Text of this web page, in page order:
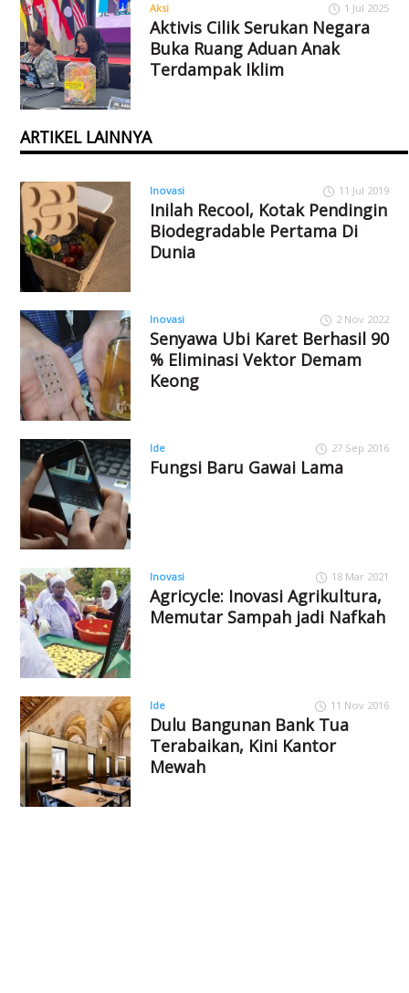
Aksi 1 Jul 2025
Aktivis Cilik Serukan Negara
Buka Ruang Aduan Anak
Terdampak Iklim
ARTIKEL LAINNYA
Inovasi 11 Jul 2019
Inilah Recool, Kotak Pendingin
Biodegradable Pertama Di
Dunia
Inovasi 2 Nov 2022
Senyawa Ubi Karet Berhasil 90
% Eliminasi Vektor Demam
Keong
Ide 27 Sep 2016
Fungsi Baru Gawai Lama
Inovasi 18 Mar 2021
Agricycle: Inovasi Agrikultura,
Memutar Sampah jadi Nafkah
Ide 11 Nov 2016
Dulu Bangunan Bank Tua
Terabaikan, Kini Kantor
Mewah